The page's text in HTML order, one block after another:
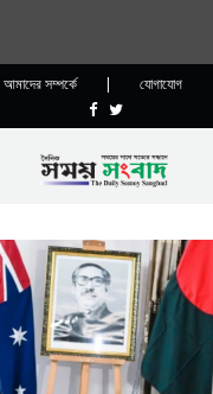
আমাদের সম্পর্কে | যোগাযোগ